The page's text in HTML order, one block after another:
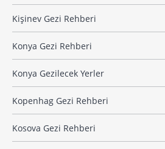
Kişinev Gezi Rehberi
Konya Gezi Rehberi
Konya Gezilecek Yerler
Kopenhag Gezi Rehberi
Kosova Gezi Rehberi